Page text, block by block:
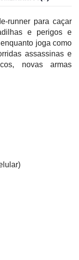
runner para caçar
e perigos e
joga como
assassinas e
novas armas